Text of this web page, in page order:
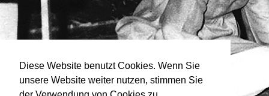
Diese Website benutzt Cookies. Wenn Sie
unsere Website weiter nutzen, stimmen Sie